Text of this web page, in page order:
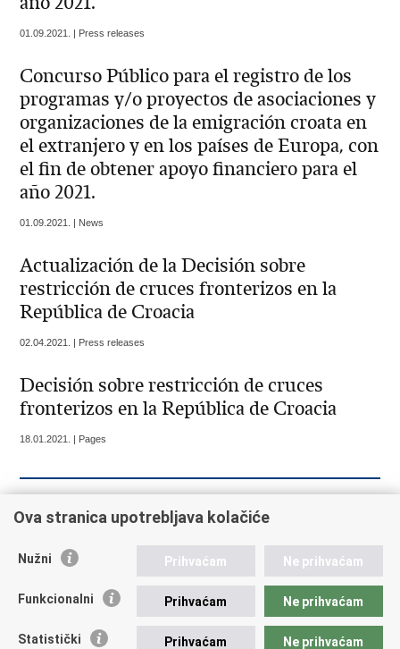
01.09.2021. | Press releases
Concurso Público para el registro de los
programas y/o proyectos de asociaciones y
organizaciones de la emigración croata en
el extranjero y en los países de Europa, con
el fin de obtener apoyo financiero para el
año 2021.
01.09.2021. | News
Actualización de la Decisión sobre
restricción de cruces fronterizos en la
República de Croacia
02.04.2021. | Press releases
Decisión sobre restricción de cruces
fronterizos en la República de Croacia
18.01.2021. | Pages
« Previous 1 2 3 4 5 6
REPUBLIC OF CROATIA Ministry of Foreign and European
Ova stranica upotrebljava kolačiće
Nužni Prihvaćam Ne prihvaćam
Funkcionalni Prihvaćam Ne prihvaćam
Statistički Prihvaćam Ne prihvaćam